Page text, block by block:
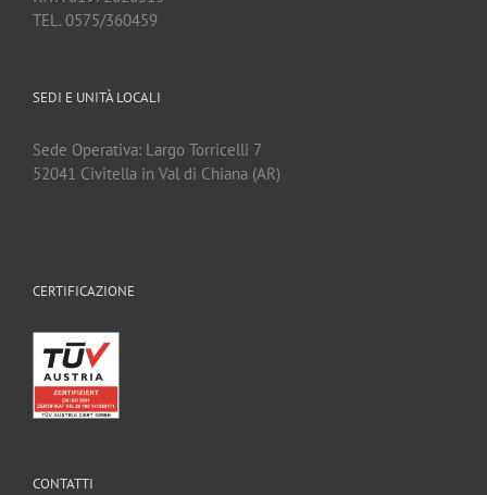
TEL. 0575/360459
SEDI E UNITÀ LOCALI
Sede Operativa: Largo Torricelli 7
52041 Civitella in Val di Chiana (AR)
CERTIFICAZIONE
CONTATTI